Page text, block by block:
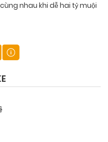
nhau khi dễ hai tỷ muội